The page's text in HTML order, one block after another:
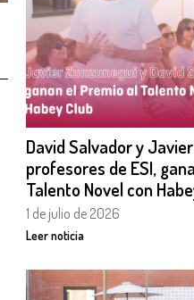
David Salvador y
profesores de ESI,
Talento Novel con
1 de julio de 2026
Leer noticia